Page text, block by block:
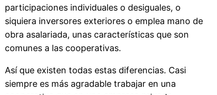
participaciones individuales o desiguales, o
siquiera inversores exteriores o emplea mano de
obra asalariada, unas características que son
comunes a las cooperativas.
Así que existen todas estas diferencias. Casi
siempre es más agradable trabajar en una